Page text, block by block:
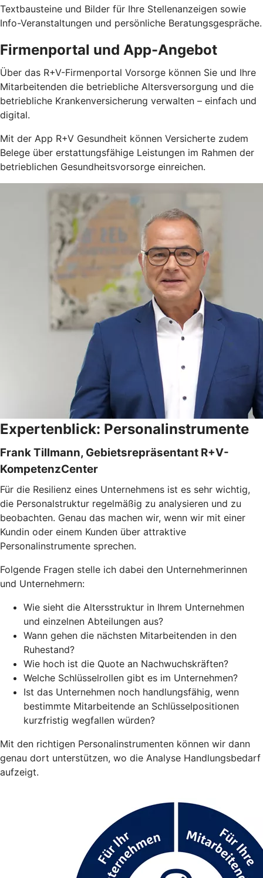
Textbausteine und Bilder für Ihre Stellenanzeigen sowie
Info-Veranstaltungen und persönliche Beratungsgespräche.
Firmenportal und App-Angebot
Über das R+V-Firmenportal Vorsorge können Sie und Ihre
Mitarbeitenden die betriebliche Altersversorgung und die
betriebliche Krankenversicherung verwalten – einfach und
digital.
Mit der App R+V Gesundheit können Versicherte zudem
Belege über erstattungsfähige Leistungen im Rahmen der
betrieblichen Gesundheitsvorsorge einreichen.
Expertenblick: Personalinstrumente
Frank Tillmann, Gebietsrepräsentant R+V-
KompetenzCenter
Für die Resilienz eines Unternehmens ist es sehr wichtig,
die Personalstruktur regelmäßig zu analysieren und zu
beobachten. Genau das machen wir, wenn wir mit einer
Kundin oder einem Kunden über attraktive
Personalinstrumente sprechen.
Folgende Fragen stelle ich dabei den Unternehmerinnen
und Unternehmern:
Wie sieht die Altersstruktur in Ihrem Unternehmen
und einzelnen Abteilungen aus?
Wann gehen die nächsten Mitarbeitenden in den
Ruhestand?
Wie hoch ist die Quote an Nachwuchskräften?
Welche Schlüsselrollen gibt es im Unternehmen?
Ist das Unternehmen noch handlungsfähig, wenn
bestimmte Mitarbeitende an Schlüsselpositionen
kurzfristig wegfallen würden?
Mit den richtigen Personalinstrumenten können wir dann
genau dort unterstützen, wo die Analyse Handlungsbedarf
aufzeigt.